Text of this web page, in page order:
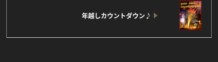
Facebook
Twitter
Line
年越しカウントダウン♪